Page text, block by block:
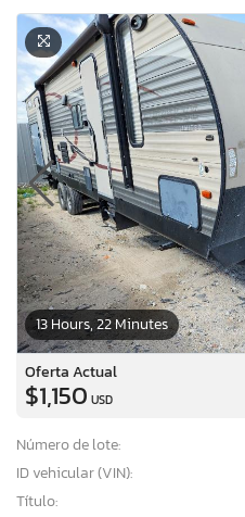
13 Hours, 22 Minutes
Oferta Actual
$1,150 USD
Número de lote:
ID vehicular (VIN):
Título: